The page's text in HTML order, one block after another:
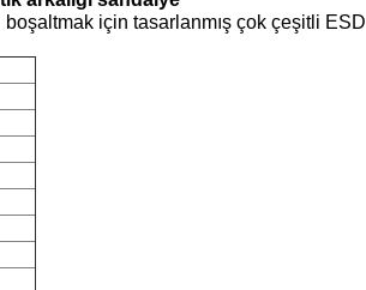
için tasarlanmış çok çeşitli ESD